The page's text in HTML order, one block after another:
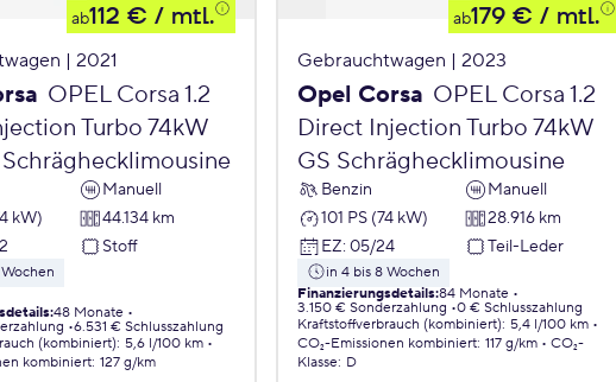
ab112 € / mtl.
| 2021
OPEL Corsa 1.2
Turbo 74kW
Manuell
kW)
44.134 km
Stoff
:48 Monate
6.531 € Schlusszahlung
(kombiniert): 5,6 l/100 km
kombiniert: 127 g/km
ab179 € / mtl.
Gebrauchtwagen | 2023
Opel Corsa OPEL Corsa 1.2
Direct Injection Turbo 74kW
GS Schräghecklimousine
Benzin
Manuell
101 PS (74 kW)
28.916 km
EZ: 05/24 Teil-Leder
in 4 bis 8 Wochen
Finanzierungsdetails:84 Monate
3.150 € Sonderzahlung 0 € Schlusszahlung
Kraftstoffverbrauch (kombiniert): 5,4 l/100 km
CO₂-Emissionen kombiniert: 117 g/km
CO₂-
Klasse: D